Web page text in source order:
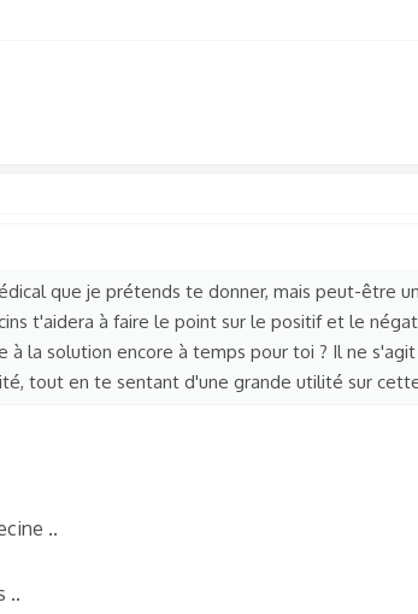
que je prétends te donner, mais peut-être
t'aidera à faire le point sur le positif et le
à la solution encore à temps pour toi ? Il ne
tout en te sentant d'une grande utilité sur
..
..